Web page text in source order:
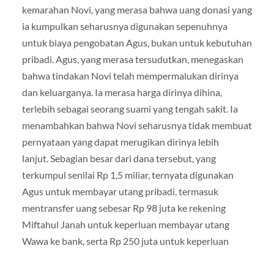
kemarahan Novi, yang merasa bahwa uang donasi yang
ia kumpulkan seharusnya digunakan sepenuhnya
untuk biaya pengobatan Agus, bukan untuk kebutuhan
pribadi. Agus, yang merasa tersudutkan, menegaskan
bahwa tindakan Novi telah mempermalukan dirinya
dan keluarganya. Ia merasa harga dirinya dihina,
terlebih sebagai seorang suami yang tengah sakit. Ia
menambahkan bahwa Novi seharusnya tidak membuat
pernyataan yang dapat merugikan dirinya lebih
lanjut. Sebagian besar dari dana tersebut, yang
terkumpul senilai Rp 1,5 miliar, ternyata digunakan
Agus untuk membayar utang pribadi, termasuk
mentransfer uang sebesar Rp 98 juta ke rekening
Miftahul Janah untuk keperluan membayar utang
Wawa ke bank, serta Rp 250 juta untuk keperluan